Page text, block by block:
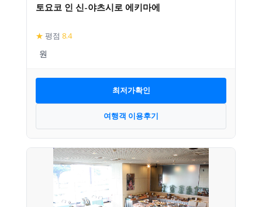
토요코 인 신-야츠시로 에키마에
★ 평점 8.4
최저가확인
여행객 이용후기